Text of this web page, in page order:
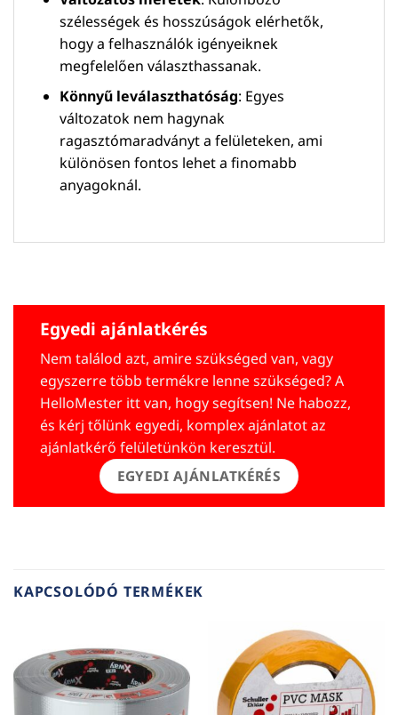
szélességek és hosszúságok elérhetők,
hogy a felhasználók igényeiknek
megfelelően választhassanak.
Könnyű leválaszthatóság: Egyes
változatok nem hagynak
ragasztómaradványt a felületeken, ami
különösen fontos lehet a finomabb
anyagoknál.
Egyedi ajánlatkérés
Nem találod azt, amire szükséged van, vagy
egyszerre több termékre lenne szükséged? A
HelloMester itt van, hogy segítsen! Ne habozz,
és kérj tőlünk egyedi, komplex ajánlatot az
ajánlatkérő felületünkön keresztül.
EGYEDI AJÁNLATKÉRÉS
KAPCSOLÓDÓ TERMÉKEK